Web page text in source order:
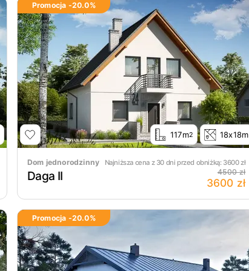
Promocja -20.0%
117m2 18x18m
Dom jednorodzinny Najniższa cena z 30 dni przed obniżką: 3600zł
Daga II 4500 zł
3600 zł
Promocja -20.0%